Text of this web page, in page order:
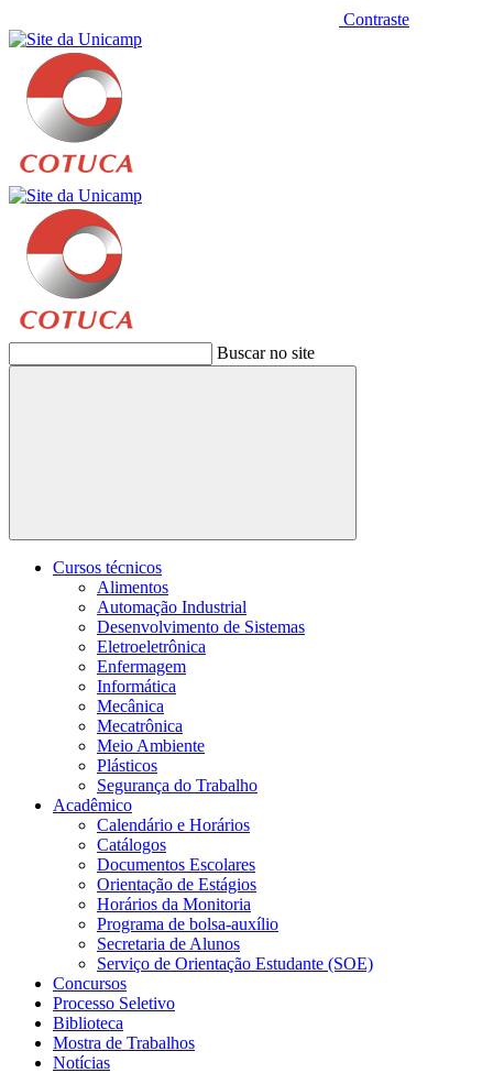
Contraste
Buscar no site
Buscar
Cursos técnicos
Alimentos
Automação Industrial
Desenvolvimento de Sistemas
Eletroeletrônica
Enfermagem
Informática
Mecânica
Mecatrônica
Meio Ambiente
Plásticos
Segurança do Trabalho
Acadêmico
Calendário e Horários
Catálogos
Documentos Escolares
Orientação de Estágios
Horários da Monitoria
Programa de bolsa-auxílio
Secretaria de Alunos
Serviço de Orientação Estudante (SOE)
Concursos
Processo Seletivo
Biblioteca
Mostra de Trabalhos
Notícias